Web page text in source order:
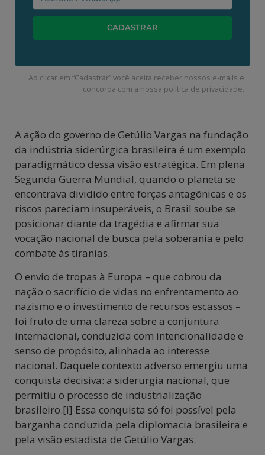
Ao clicar em “Cadastrar” você aceita receber nossos e-mails e
concorda com a nossa política de privacidade.
A ação do governo de Getúlio Vargas na fundação
da indústria siderúrgica brasileira é um exemplo
paradigmático dessa visão estratégica. Em plena
Segunda Guerra Mundial, quando o planeta se
encontrava dividido entre forças antagônicas e os
riscos pareciam insuperáveis, o Brasil soube se
posicionar diante da tragédia e afirmar sua
vocação nacional de busca pela soberania e pelo
combate às tiranias.
O envio de tropas à Europa – que cobrou da
nação o sacrifício de vidas no enfrentamento ao
nazismo e o investimento de recursos escassos –
foi fruto de uma clareza sobre a conjuntura
internacional, conduzida com intencionalidade e
senso de propósito, alinhada ao interesse
nacional. Daquele contexto adverso emergiu uma
conquista decisiva: a siderurgia nacional, que
permitiu o processo de industrialização
brasileiro.[i] Essa conquista só foi possível pela
barganha conduzida pela diplomacia brasileira e
pela visão estadista de Getúlio Vargas.